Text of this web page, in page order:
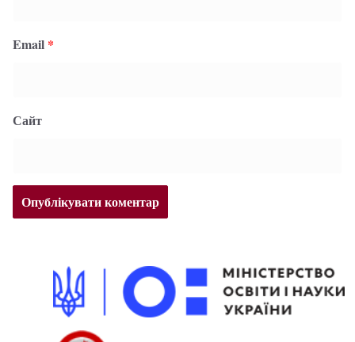
Email *
Сайт